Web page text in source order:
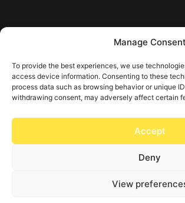
Manage Consent
To provide the best experiences, we use
access device information. Consenting to these
process data such as browsing behavior or unique
withdrawing consent, may adversely affect certain
Accept
Deny
View